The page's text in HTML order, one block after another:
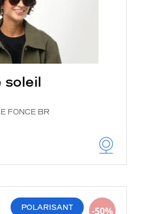
soleil
FONCE BR
POLARISANT